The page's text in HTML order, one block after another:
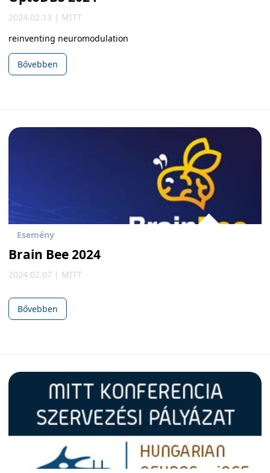
2024.02.13 | MITT
reinventing neuromodulation
Bővebben
Esemény
Brain Bee 2024
2024.02.07 | MITT
Bővebben